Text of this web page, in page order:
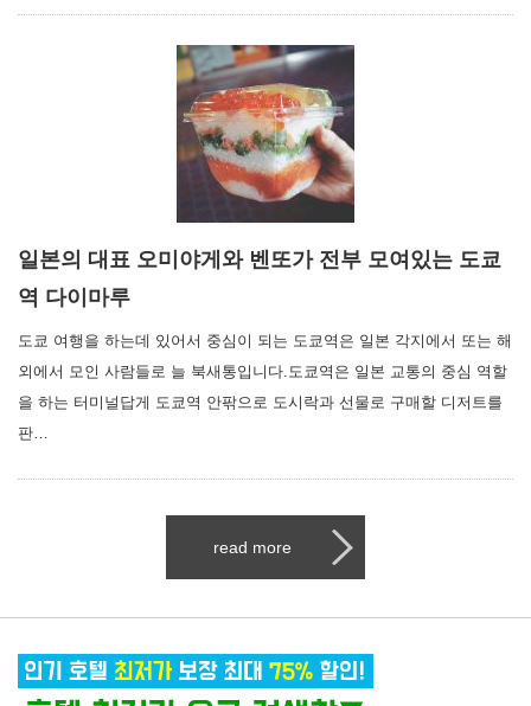
일본의 대표 오미야게와 벤또가 전부 모여있는 도쿄
역 다이마루
도쿄 여행을 하는데 있어서 중심이 되는 도쿄역은 일본 각지에서 또는 해
외에서 모인 사람들로 늘 북새통입니다.도쿄역은 일본 교통의 중심 역할
을 하는 터미널답게 도쿄역 안팎으로 도시락과 선물로 구매할 디저트를
판…
read more